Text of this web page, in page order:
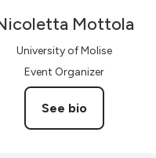
Mottola
University of Molise
Event Organizer
See bio